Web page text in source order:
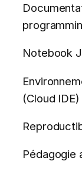
Notebook
(Cloud IDE)
Pédagogie